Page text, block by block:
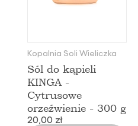
Kopalnia Soli Wieliczka
Sól do kąpieli
KINGA -
Cytrusowe
orzeźwienie - 300 g
20,00 zł